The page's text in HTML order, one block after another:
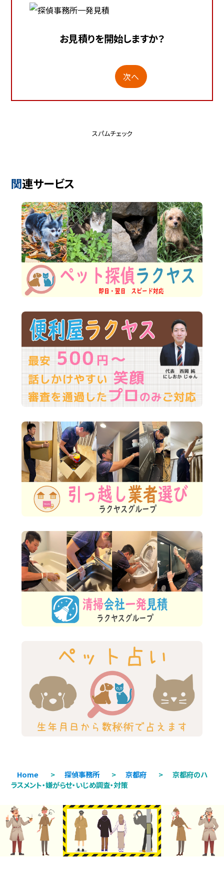
お見積りを開始しますか？
次へ
スパムチェック
関連サービス
Home > 探偵事務所 > 京都府 >
京都府のハ
ラスメント・嫌がらせ・いじめ調査・対策